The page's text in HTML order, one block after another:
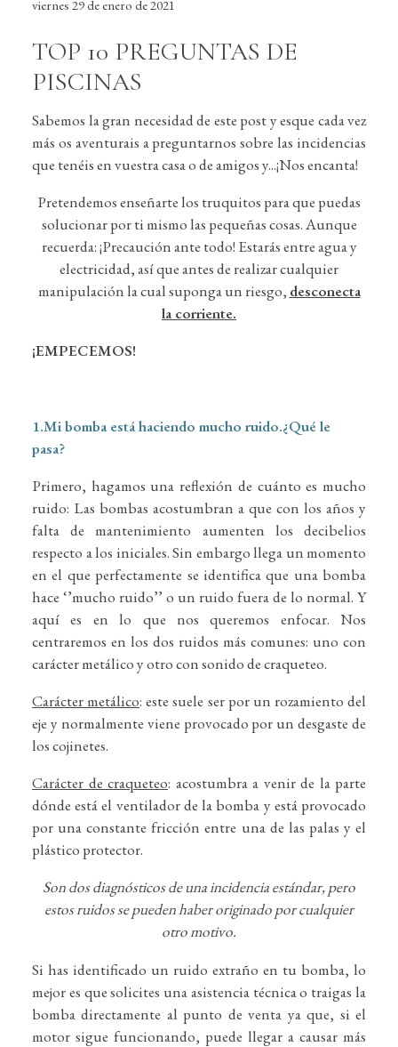
viernes 29 de enero de 2021
TOP 10 PREGUNTAS DE
PISCINAS
Sabemos la gran necesidad de este post y esque cada vez
más os aventurais a preguntarnos sobre las incidencias
que tenéis en vuestra casa o de amigos y...¡Nos encanta!
Pretendemos enseñarte los truquitos para que puedas
solucionar por ti mismo las pequeñas cosas. Aunque
recuerda: ¡Precaución ante todo! Estarás entre agua y
electricidad, así que antes de realizar cualquier
manipulación la cual suponga un riesgo, desconecta
la corriente.
¡EMPECEMOS!
1.Mi bomba está haciendo mucho ruido.¿Qué le
pasa?
Primero, hagamos una reflexión de cuánto es mucho
ruido: Las bombas acostumbran a que con los años y
falta de mantenimiento aumenten los decibelios
respecto a los iniciales. Sin embargo llega un momento
en el que perfectamente se identifica que una bomba
hace ‘’mucho ruido’’ o un ruido fuera de lo normal. Y
aquí es en lo que nos queremos enfocar. Nos
centraremos en los dos ruidos más comunes: uno con
carácter metálico y otro con sonido de craqueteo.
Carácter metálico: este suele ser por un rozamiento del
eje y normalmente viene provocado por un desgaste de
los cojinetes.
Carácter de craqueteo: acostumbra a venir de la parte
dónde está el ventilador de la bomba y está provocado
por una constante fricción entre una de las palas y el
plástico protector.
Son dos diagnósticos de una incidencia estándar, pero
estos ruidos se pueden haber originado por cualquier
otro motivo.
Si has identificado un ruido extraño en tu bomba, lo
mejor es que solicites una asistencia técnica o traigas la
bomba directamente al punto de venta ya que, si el
motor sigue funcionando, puede llegar a causar más